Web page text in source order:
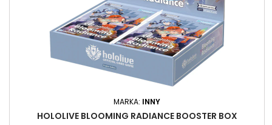
MARKA: INNY
HOLOLIVE BLOOMING RADIANCE BOOSTER BOX